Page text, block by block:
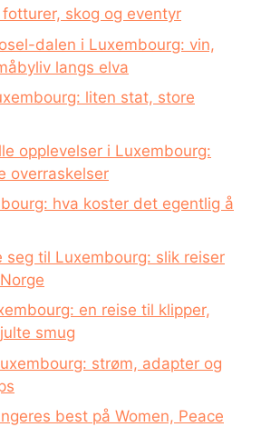
skog og eventyr
dalen i Luxembourg: vin,
langs elva
liten stat, store
opplevelser i Luxembourg:
overraskelser
hva koster det egentlig å
seg til Luxembourg: slik reiser
en reise til klipper,
smug
strøm, adapter og
best på Women, Peace